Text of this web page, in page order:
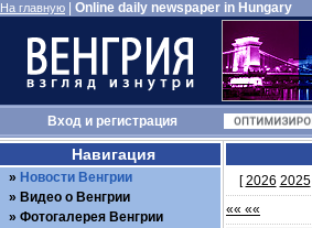
На главную Online daily newspaper in Hungary
Входи регистрация
[2026 2025
«« ««
Навигация
Новости Венгрии
Видео о Венгрии
Фотогалерея Венгрии